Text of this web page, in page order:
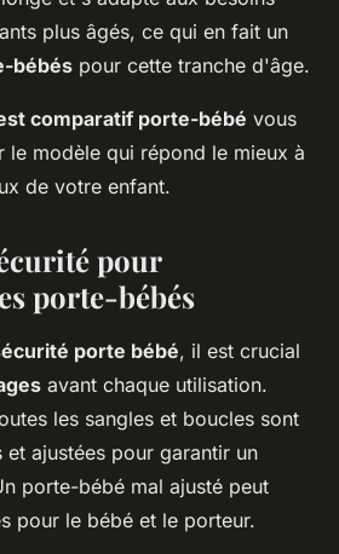
plus âgés, ce qui en fait un
bébés pour cette tranche d'âge.
comparatif porte-bébé vous
le modèle qui répond le mieux à
de votre enfant.
pour
porte-bébés
porte bébé, il est crucial
avant chaque utilisation.
les sangles et boucles sont
ajustées pour garantir un
porte-bébé mal ajusté peut
pour le bébé et le porteur.